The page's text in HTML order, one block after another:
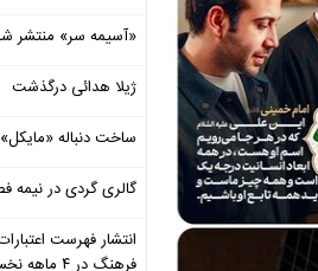
«آسیمه سر» منتشر
ژیلا هدائی درگذشت
ساخت دنباله
گالری گردی در نیمه
انتشار فهرست
فرهنگ در ۴ ماهه نخست ۱۴۰۵